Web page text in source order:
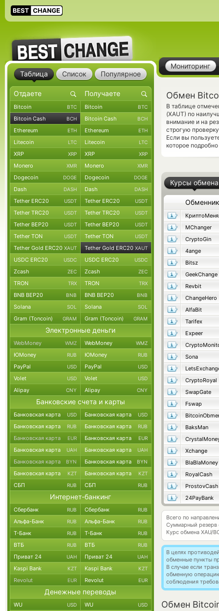
Мониторинг
Обмен
В таблице
(XAUT) по
внимание и на
строгую
Если вы
которое
Курсы обмена
Обменник
MChanger
CryptoGin
4ange
Bitsz
GeekChange
Revbit
ChangeHero
AlfaBit
Tarifex
Expeer
Sona
CryptoRoyal
SwapGate
Fswap
BaksMan
Xchange
BlaBlaMoney
RoyalCash
ProstovCash
24PayBank
Всего по
Суммарный резерв
Курс обмена XAU/
В целях
обменные пункты
В случае если
обменную
соблюдения
Обмен
Таблица Список Популярное
Bitcoin BTC Bitcoin BTC
Bitcoin Cash BCH Bitcoin Cash BCH
Ethereum ETH Ethereum ETH
Litecoin LTC Litecoin LTC
XRP XRP XRP XRP
Monero XMR Monero XMR
Dogecoin DOGE Dogecoin DOGE
Dash DASH Dash DASH
Tether ERC20 USDT Tether ERC20 USDT
Tether TRC20 USDT Tether TRC20 USDT
Tether BEP20 USDT Tether BEP20 USDT
Tether TON USDT Tether TON USDT
Tether Gold ERC20 XAUT Tether Gold ERC20 XAUT
USDC ERC20 USDC USDC ERC20 USDC
Zcash ZEC Zcash ZEC
TRON TRX TRON TRX
BNB BEP20 BNB BNB BEP20 BNB
Solana SOL Solana SOL
Gram (Toncoin) GRAM Gram (Toncoin) GRAM
Электронные деньги
WebMoney WMZ WebMoney WMZ
ЮMoney RUB ЮMoney RUB
PayPal USD PayPal USD
Volet USD Volet USD
Alipay CNY Alipay CNY
Банковские счета и карты
Банковская карта USD Банковская карта USD
Банковская карта RUB Банковская карта RUB
Банковская карта EUR Банковская карта EUR
Банковская карта UAH Банковская карта UAH
Банковская карта BYN Банковская карта BYN
Банковская карта KZT Банковская карта KZT
СБП RUB СБП RUB
Интернет-банкинг
Сбербанк RUB Сбербанк RUB
Альфа-Банк RUB Альфа-Банк RUB
Т-Банк RUB Т-Банк RUB
ВТБ RUB ВТБ RUB
Приват 24 UAH Приват 24 UAH
Kaspi Bank KZT Kaspi Bank KZT
Revolut EUR Revolut EUR
Денежные переводы
WU USD WU USD